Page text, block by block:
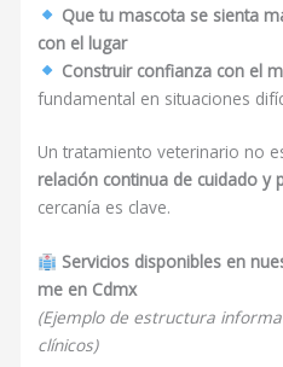
Que tu mascota se sienta
con el lugar
Construir confianza con el
fundamental en situaciones
Un tratamiento veterinario no
relación continua de cuidado y
cercanía es clave.
Servicios disponibles en
me en Cdmx
(Ejemplo de estructura
clínicos)